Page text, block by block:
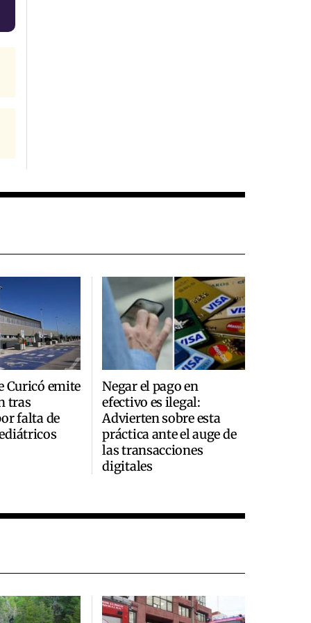
Curicó emite
tras
falta de
Negar el pago en
efectivo es ilegal:
Advierten sobre esta
práctica ante el auge de
las transacciones
digitales